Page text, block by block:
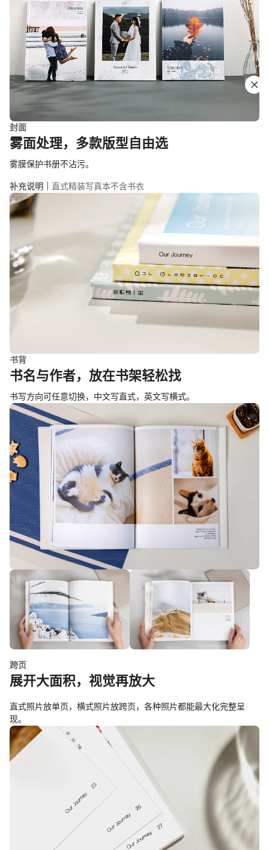
封面
雾面处理，多款版型自由选
雾膜保护书册不沾污。
补充说明｜ 直式精装写真本不含书衣
书背
书名与作者，放在书架轻松找
书写方向可任意切换，中文写直式，英文写横式。
跨页
展开大面积，视觉再放大
直式照片放单页，横式照片放跨页，各种照片都能最大化完整呈
现。